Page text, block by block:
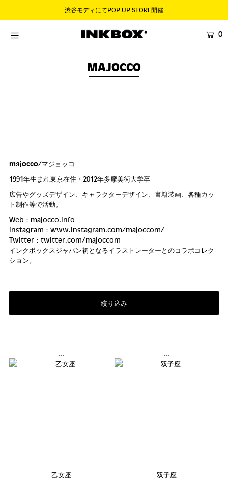
渋谷モディにてPOP UP STORE開催
0
MAJOCCO
majocco/マジョッコ
1991年生まれ東京在住・2012年多摩美術大学卒
広告やグッズデザイン、キャラクターデザイン、書籍装画、各種カッ
ト制作等で活動。
Web： majocco.info
instagram：www.instagram.com/majoccom/
Twitter：twitter.com/majoccom
インクボックスジャパン初となるイラストレーターとのコラボコレク
ション。
絞り込み
...
乙女座
...
双子座